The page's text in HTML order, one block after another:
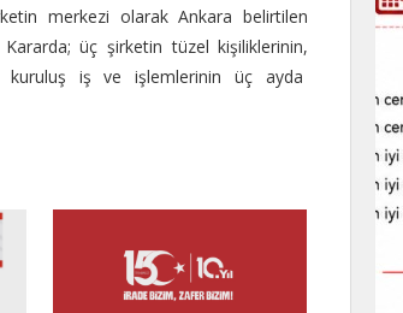
merkezi olarak Ankara belirtilen
Kararda; üç şirketin tüzel kişiliklerinin,
kuruluş iş ve işlemlerinin üç ayda